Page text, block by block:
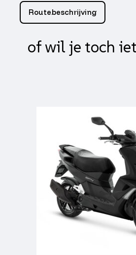
GREY
aantal
Routebeschrijving
of wil je toch